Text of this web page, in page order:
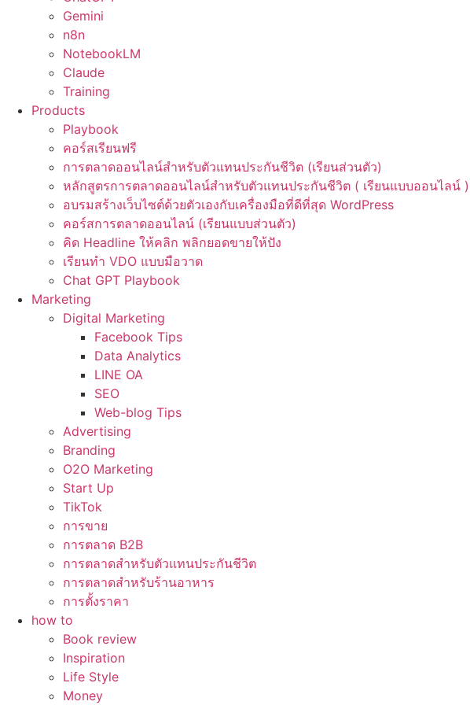
Gemini
n8n
NotebookLM
Claude
Training
Products
Playbook
คอร์สเรียนฟรี
การตลาดออนไลน์สำหรับตัวแทนประกันชีวิต (เรียนส่วนตัว)
หลักสูตรการตลาดออนไลน์สำหรับตัวแทนประกันชีวิต ( เรียนแบบออนไลน์ )
อบรมสร้างเว็บไซต์ด้วยตัวเองกับเครื่องมือที่ดีที่สุด WordPress
คอร์สการตลาดออนไลน์ (เรียนแบบส่วนตัว)
คิด Headline ให้คลิก พลิกยอดขายให้ปัง
เรียนทำ VDO แบบมือวาด
Chat GPT Playbook
Marketing
Digital Marketing
Facebook Tips
Data Analytics
LINE OA
SEO
Web-blog Tips
Advertising
Branding
O2O Marketing
Start Up
TikTok
การขาย
การตลาด B2B
การตลาดสำหรับตัวแทนประกันชีวิต
การตลาดสำหรับร้านอาหาร
การตั้งราคา
how to
Book review
Inspiration
Life Style
Money